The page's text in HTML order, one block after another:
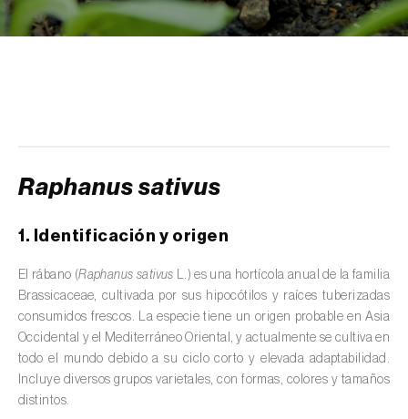
Alcaravea (Carum carvi)
Algarrobo ( Ceratonia siliqua
Algodonero (Gossypium spp.
Aliso (Alnus glutinosa )
Almendro (Prunus dulcis)
Altramuz (Lupinus spp.)
Ambientes acuáticos (
Raphanus sativus
1. Identificación y origen
El rábano (Raphanus sativus L.) es una hortícola anual de la familia
Brassicaceae, cultivada por sus hipocótilos y raíces tuberizadas
consumidos frescos. La especie tiene un origen probable en Asia
Occidental y el Mediterráneo Oriental, y actualmente se cultiva en
todo el mundo debido a su ciclo corto y elevada adaptabilidad.
Incluye diversos grupos varietales, con formas, colores y tamaños
distintos.